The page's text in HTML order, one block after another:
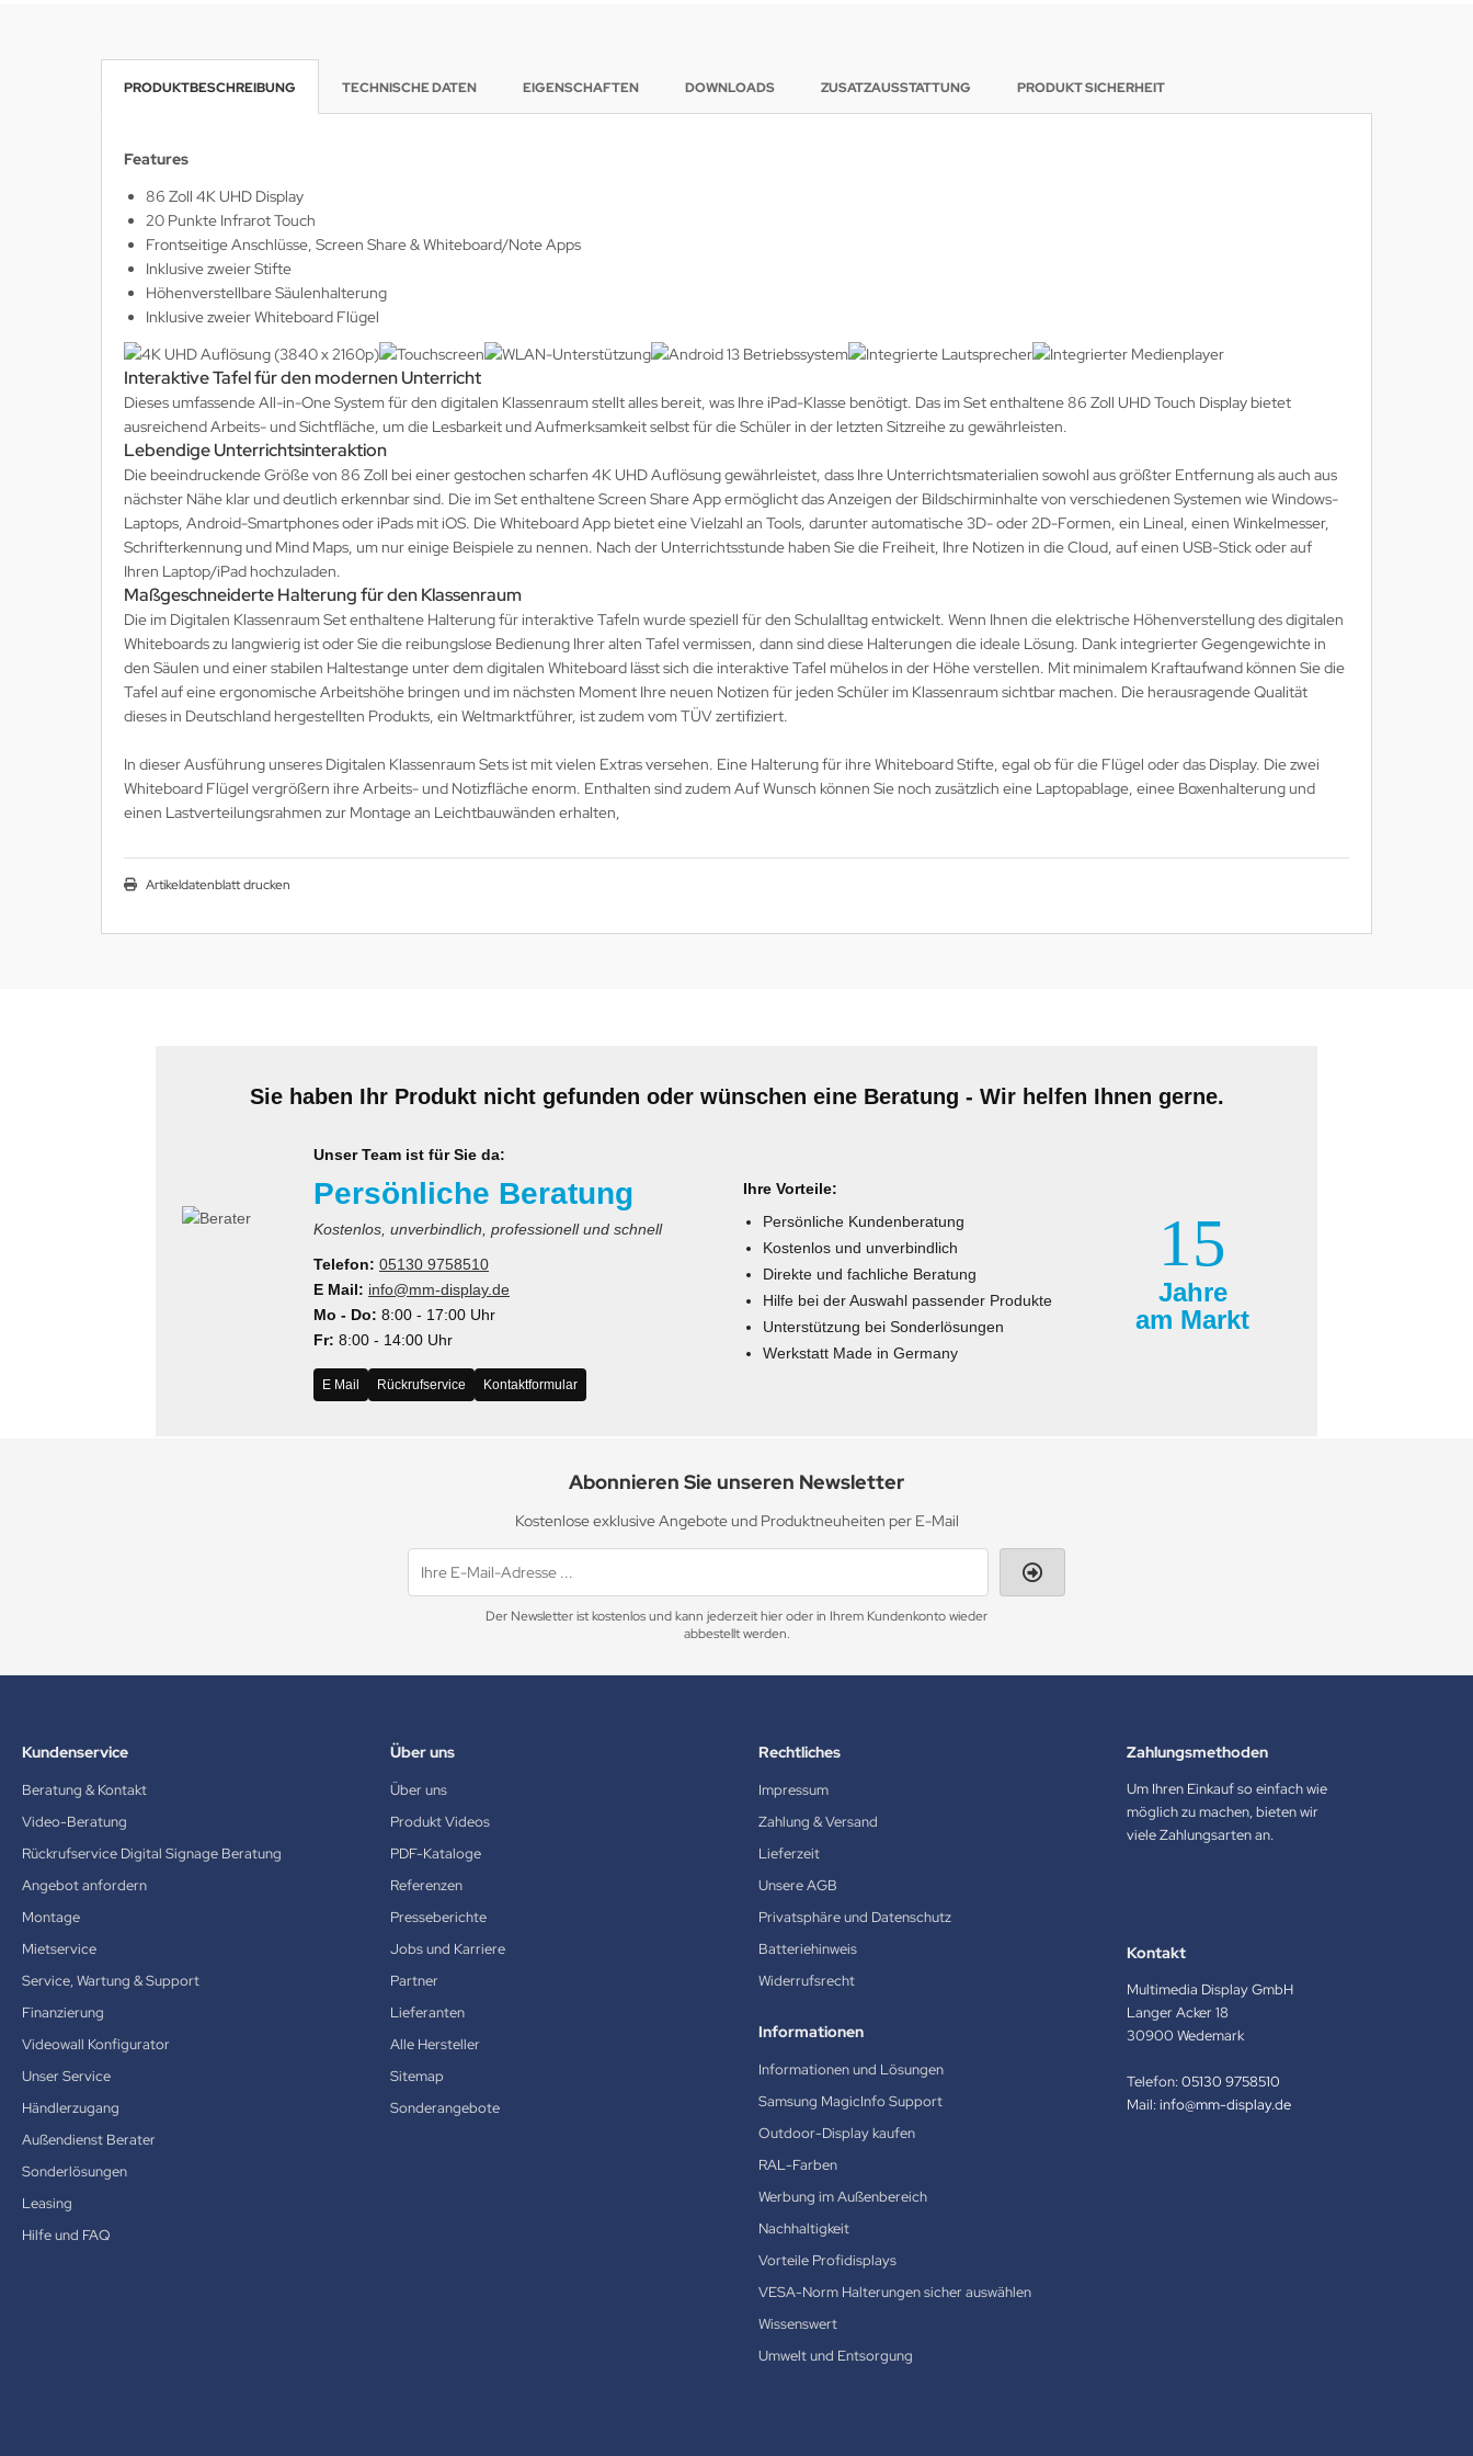
PRODUKTBESCHREIBUNG TECHNISCHE DATEN EIGENSCHAFTEN DOWNLOADS ZUSATZAUSSTATTUNG PRODUKT SICHERHEIT
Features
86 Zoll 4K UHD Display
20 Punkte Infrarot Touch
Frontseitige Anschlüsse, Screen Share & Whiteboard/Note Apps
Inklusive zweier Stifte
Höhenverstellbare Säulenhalterung
Inklusive zweier Whiteboard Flügel
Interaktive Tafel für den modernen Unterricht
Dieses umfassende All-in-One System für den digitalen Klassenraum stellt alles bereit, was Ihre iPad-Klasse benötigt. Das im Set enthaltene 86 Zoll UHD Touch Display bietet
ausreichend Arbeits- und Sichtfläche, um die Lesbarkeit und Aufmerksamkeit selbst für die Schüler in der letzten Sitzreihe zu gewährleisten.
Lebendige Unterrichtsinteraktion
Die beeindruckende Größe von 86 Zoll bei einer gestochen scharfen 4K UHD Auflösung gewährleistet, dass Ihre Unterrichtsmaterialien sowohl aus größter Entfernung als auch aus
nächster Nähe klar und deutlich erkennbar sind. Die im Set enthaltene Screen Share App ermöglicht das Anzeigen der Bildschirminhalte von verschiedenen Systemen wie Windows-
Laptops, Android-Smartphones oder iPads mit iOS. Die Whiteboard App bietet eine Vielzahl an Tools, darunter automatische 3D- oder 2D-Formen, ein Lineal, einen Winkelmesser,
Schrifterkennung und Mind Maps, um nur einige Beispiele zu nennen. Nach der Unterrichtsstunde haben Sie die Freiheit, Ihre Notizen in die Cloud, auf einen USB-Stick oder auf
Ihren Laptop/iPad hochzuladen.
Maßgeschneiderte Halterung für den Klassenraum
Die im Digitalen Klassenraum Set enthaltene Halterung für interaktive Tafeln wurde speziell für den Schulalltag entwickelt. Wenn Ihnen die elektrische Höhenverstellung des digitalen
Whiteboards zu langwierig ist oder Sie die reibungslose Bedienung Ihrer alten Tafel vermissen, dann sind diese Halterungen die ideale Lösung. Dank integrierter Gegengewichte in
den Säulen und einer stabilen Haltestange unter dem digitalen Whiteboard lässt sich die interaktive Tafel mühelos in der Höhe verstellen. Mit minimalem Kraftaufwand können Sie die
Tafel auf eine ergonomische Arbeitshöhe bringen und im nächsten Moment Ihre neuen Notizen für jeden Schüler im Klassenraum sichtbar machen. Die herausragende Qualität
dieses in Deutschland hergestellten Produkts, ein Weltmarktführer, ist zudem vom TÜV zertifiziert.
In dieser Ausführung unseres Digitalen Klassenraum Sets ist mit vielen Extras versehen. Eine Halterung für ihre Whiteboard Stifte, egal ob für die Flügel oder das Display. Die zwei
Whiteboard Flügel vergrößern ihre Arbeits- und Notizfläche enorm. Enthalten sind zudem Auf Wunsch können Sie noch zusätzlich eine Laptopablage, einee Boxenhalterung und
einen Lastverteilungsrahmen zur Montage an Leichtbauwänden erhalten,
Artikeldatenblatt drucken
Sie haben Ihr Produkt nicht gefunden oder wünschen eine Beratung - Wir helfen Ihnen gerne.
Unser Team ist für Sie da:
Persönliche Beratung
Kostenlos, unverbindlich, professionell und schnell
Telefon: 05130 9758510
E Mail: info@mm-display.de
Mo - Do: 8:00 - 17:00 Uhr
Fr: 8:00 - 14:00 Uhr
E Mail Rückrufservice Kontaktformular
Ihre Vorteile:
Persönliche Kundenberatung
Kostenlos und unverbindlich
Direkte und fachliche Beratung
Hilfe bei der Auswahl passender Produkte
Unterstützung bei Sonderlösungen
Werkstatt Made in Germany
15
Jahre
am Markt
Abonnieren Sie unseren Newsletter
Kostenlose exklusive Angebote und Produktneuheiten per E-Mail
Der Newsletter ist kostenlos und kann jederzeit hier oder in Ihrem Kundenkonto wieder
abbestellt werden.
Kundenservice
Beratung & Kontakt
Video-Beratung
Rückrufservice Digital Signage Beratung
Angebot anfordern
Montage
Mietservice
Service, Wartung & Support
Finanzierung
Videowall Konfigurator
Unser Service
Händlerzugang
Außendienst Berater
Sonderlösungen
Leasing
Hilfe und FAQ
Über uns
Über uns
Produkt Videos
PDF-Kataloge
Referenzen
Presseberichte
Jobs und Karriere
Partner
Lieferanten
Alle Hersteller
Sitemap
Sonderangebote
Rechtliches
Impressum
Zahlung & Versand
Lieferzeit
Unsere AGB
Privatsphäre und Datenschutz
Batteriehinweis
Widerrufsrecht
Informationen
Informationen und Lösungen
Samsung MagicInfo Support
Outdoor-Display kaufen
RAL-Farben
Werbung im Außenbereich
Nachhaltigkeit
Vorteile Profidisplays
VESA-Norm Halterungen sicher auswählen
Wissenswert
Umwelt und Entsorgung
Zahlungsmethoden
Um Ihren Einkauf so einfach wie
möglich zu machen, bieten wir
viele Zahlungsarten an.
Kontakt
Multimedia Display GmbH
Langer Acker 18
30900 Wedemark
Telefon:05130 9758510
Mail:info@mm-display.de